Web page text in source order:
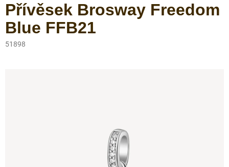
Přívěsek Brosway Freedom
Blue FFB21
51898